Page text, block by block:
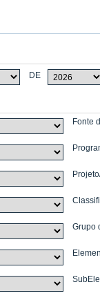
DE
Fonte
Grupo